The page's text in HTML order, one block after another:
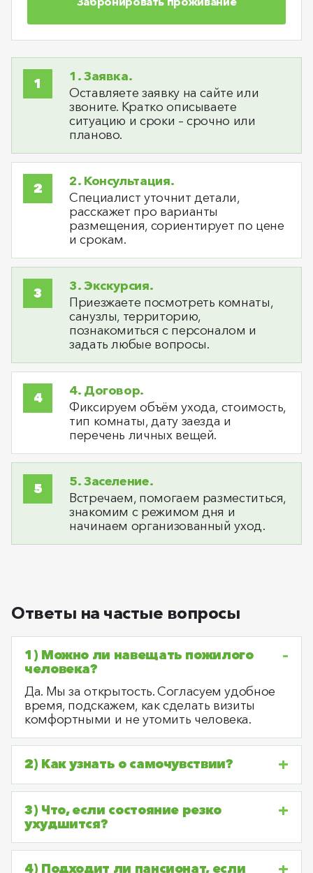
1. Заявка.
Оставляете заявку на сайте или
звоните. Кратко описываете
ситуацию и сроки – срочно или
планово.
2. Консультация.
Специалист уточнит детали,
расскажет про варианты
размещения, сориентирует по цене
и срокам.
3. Экскурсия.
Приезжаете посмотреть комнаты,
санузлы, территорию,
познакомиться с персоналом и
задать любые вопросы.
4. Договор.
Фиксируем объём ухода, стоимость,
тип комнаты, дату заезда и
перечень личных вещей.
5. Заселение.
Встречаем, помогаем разместиться,
знакомим с режимом дня и
начинаем организованный уход.
Ответы на частые вопросы
1) Можно ли навещать пожилого
человека?
Да. Мы за открытость. Согласуем удобное
время, подскажем, как сделать визиты
комфортными и не утомить человека.
2) Как узнать о самочувствии?
3) Что, если состояние резко
ухудшится?
4) Подходит ли пансионат, если